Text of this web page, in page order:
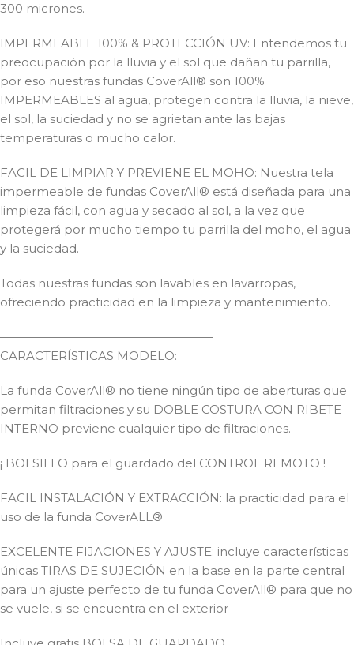
300 micrones.
IMPERMEABLE 100% & PROTECCIÓN UV: Entendemos tu
preocupación por la lluvia y el sol que dañan tu parrilla,
por eso nuestras fundas CoverAll® son 100%
IMPERMEABLES al agua, protegen contra la lluvia, la nieve,
el sol, la suciedad y no se agrietan ante las bajas
temperaturas o mucho calor.
FACIL DE LIMPIAR Y PREVIENE EL MOHO: Nuestra tela
impermeable de fundas CoverAll® está diseñada para una
limpieza fácil, con agua y secado al sol, a la vez que
protegerá por mucho tiempo tu parrilla del moho, el agua
y la suciedad.
Todas nuestras fundas son lavables en lavarropas,
ofreciendo practicidad en la limpieza y mantenimiento.
——————————————————
CARACTERÍSTICAS MODELO:
La funda CoverAll® no tiene ningún tipo de aberturas que
permitan filtraciones y su DOBLE COSTURA CON RIBETE
INTERNO previene cualquier tipo de filtraciones.
¡ BOLSILLO para el guardado del CONTROL REMOTO !
FACIL INSTALACIÓN Y EXTRACCIÓN: la practicidad para el
uso de la funda CoverALL®
EXCELENTE FIJACIONES Y AJUSTE: incluye características
únicas TIRAS DE SUJECIÓN en la base en la parte central
para un ajuste perfecto de tu funda CoverAll® para que no
se vuele, si se encuentra en el exterior